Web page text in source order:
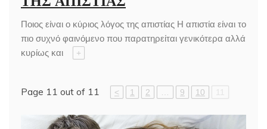
Ποιος είναι ο κύριος λόγος της απιστίας Η απιστία είναι το
πιο συχνό φαινόμενο που παρατηρείται γενικότερα αλλά
κυρίως και
+
Page 11 out of 11 < 1 2 9 10